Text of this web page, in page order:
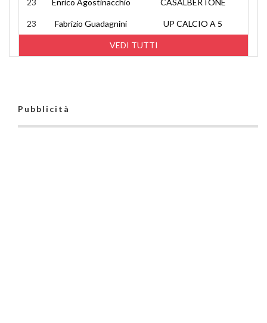
VEDI TUTTI
23 Enrico Agostinacchio CASALBERTONE
23 Fabrizio Guadagnini UP CALCIO A 5
Pubblicità